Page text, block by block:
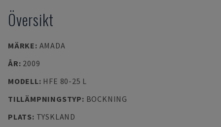
Översikt
MÄRKE: AMADA
ÅR: 2009
MODELL: HFE 80-25 L
TILLÄMPNINGSTYP: BOCKNING
PLATS: TYSKLAND